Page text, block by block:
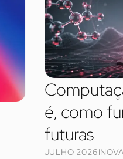
é, como
futuras
JULHO 2026